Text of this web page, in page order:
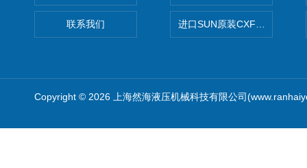
联系我们 进口SUN原装CXFAXCN导压
Copyright © 2026 上海然海液压机械科技有限公司